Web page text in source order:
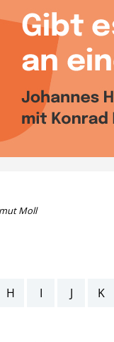
Moll
H I J K